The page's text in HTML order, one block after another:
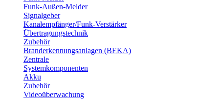
Funk-Außen-Melder
Signalgeber
Kanalempfänger/Funk-Verstärker
Übertragungstechnik
Zubehör
Branderkennungsanlagen (BEKA)
Zentrale
Systemkomponenten
Akku
Zubehör
Videoüberwachung